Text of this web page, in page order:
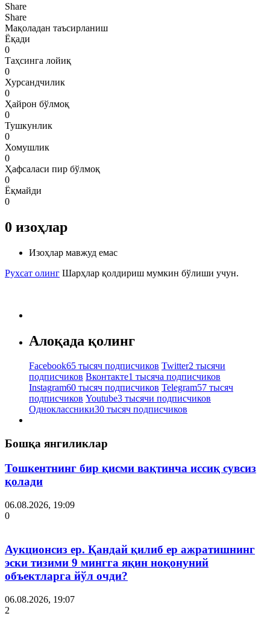
Share
Share
Мақоладан таъсирланиш
Ёқади
0
Таҳсинга лойиқ
0
Хурсандчилик
0
Ҳайрон бўлмоқ
0
Тушкунлик
0
Хомушлик
0
Ҳафсаласи пир бўлмоқ
0
Ёқмайди
0
0 изоҳлар
Изоҳлар мавжуд емас
Рухсат олинг Шарҳлар қолдириш мумкин бўлиши учун.
Алоқада қолинг
Facebook65 тысяч подписчиков Twitter2 тысячи
подписчиков Вконтакте1 тысяча подписчиков
Instagram60 тысяч подписчиков Telegram57 тысяч
подписчиков Youtube3 тысячи подписчиков
Одноклассники30 тысяч подписчиков
Бошқа янгиликлар
Тошкентнинг бир қисми вақтинча иссиқ сувсиз
қолади
06.08.2026, 19:09
0
Аукционсиз ер. Қандай қилиб ер ажратишнинг
эски тизими 9 мингга яқин ноқонуний
объектларга йўл очди?
06.08.2026, 19:07
2